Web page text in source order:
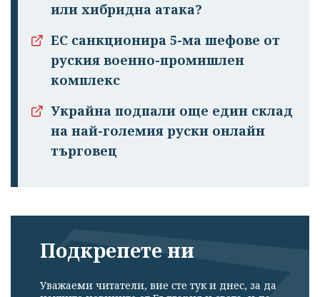
или хибридна атака?
ЕС санкционира 5-ма шефове от
руския военно-промишлен
комплекс
Украйна подпали още един склад
на най-големия руски онлайн
търговец
Подкрепете ни
Уважаеми читатели, вие сте тук и днес, за да